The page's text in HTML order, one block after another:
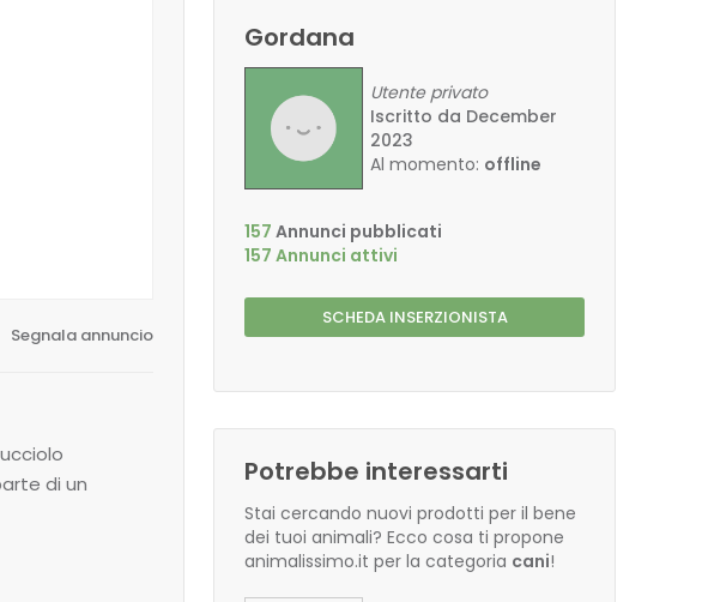
Segnala annuncio
di un
Gordana
Utente privato
Iscritto da December
2023
Al momento: offline
157 Annunci pubblicati
157 Annunci attivi
SCHEDA INSERZIONISTA
Potrebbe interessarti
Stai cercando nuovi prodotti per il bene
dei tuoi animali? Ecco cosa ti propone
animalissimo.it per la categoria cani!